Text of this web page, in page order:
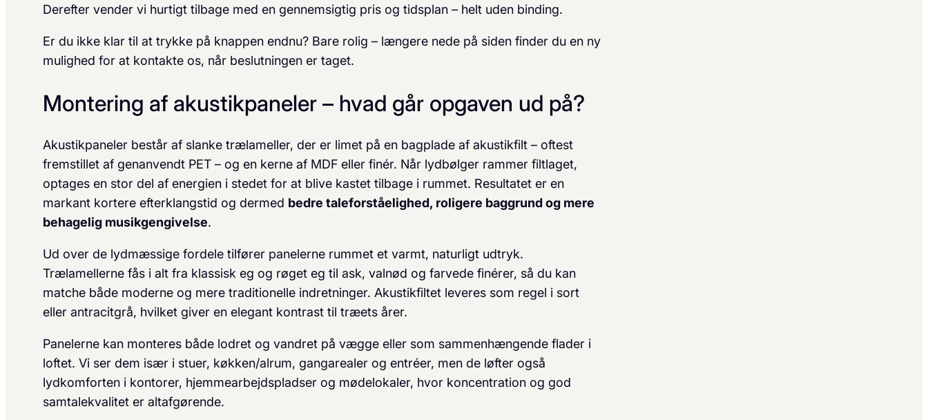
Derefter vender vi hurtigt tilbage med en gennemsigtig pris og tidsplan – helt uden binding.
Er du ikke klar til at trykke på knappen endnu? Bare rolig – længere nede på siden finder du en ny
mulighed for at kontakte os, når beslutningen er taget.
Montering af akustikpaneler – hvad går opgaven ud på?
Akustikpaneler består af slanke trælameller, der er limet på en bagplade af akustikfilt – oftest
fremstillet af genanvendt PET – og en kerne af MDF eller finér. Når lydbølger rammer filtlaget,
optages en stor del af energien i stedet for at blive kastet tilbage i rummet. Resultatet er en
markant kortere efterklangstid og dermed bedre taleforståelighed, roligere baggrund og mere
behagelig musikgengivelse.
Ud over de lydmæssige fordele tilfører panelerne rummet et varmt, naturligt udtryk.
Trælamellerne fås i alt fra klassisk eg og røget eg til ask, valnød og farvede finérer, så du kan
matche både moderne og mere traditionelle indretninger. Akustikfiltet leveres som regel i sort
eller antracitgrå, hvilket giver en elegant kontrast til træets årer.
Panelerne kan monteres både lodret og vandret på vægge eller som sammenhængende flader i
loftet. Vi ser dem især i stuer, køkken/alrum, gangarealer og entréer, men de løfter også
lydkomforten i kontorer, hjemmearbejdspladser og mødelokaler, hvor koncentration og god
samtalekvalitet er altafgørende.